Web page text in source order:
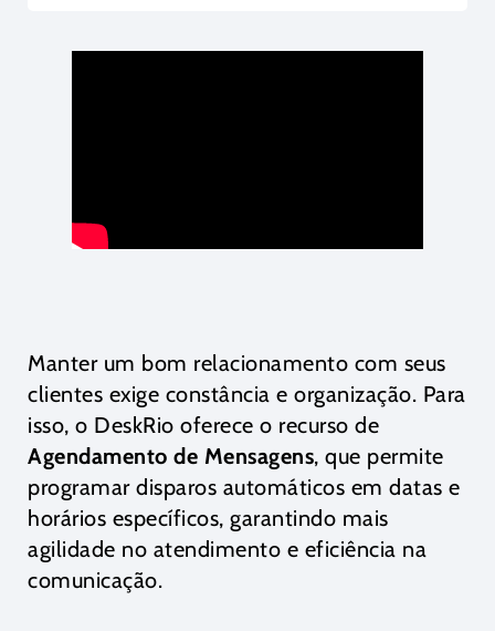
Manter um bom relacionamento com seus
clientes exige constância e organização. Para
isso, o DeskRio oferece o recurso de
Agendamento de Mensagens, que permite
programar disparos automáticos em datas e
horários específicos, garantindo mais
agilidade no atendimento e eficiência na
comunicação.